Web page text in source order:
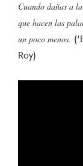
Cuando dañas a
que hacen las
un poco menos.
Roy)